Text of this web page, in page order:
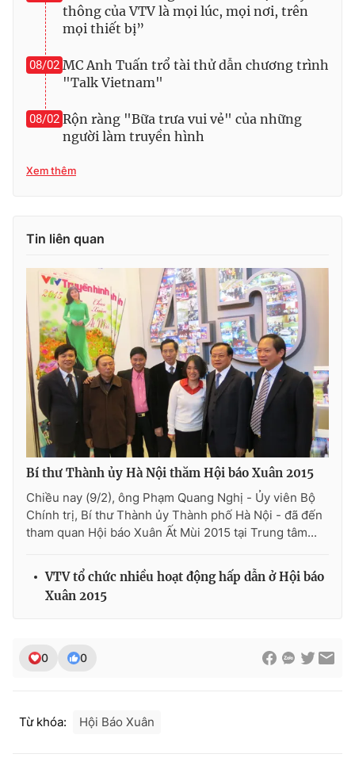
thông của VTV là mọi lúc, mọi nơi, trên
mọi thiết bị”
08/02 MC Anh Tuấn trổ tài thử dẫn chương trình
"Talk Vietnam"
08/02 Rộn ràng "Bữa trưa vui vẻ" của những
người làm truyền hình
Xem thêm
Tin liên quan
Bí thư Thành ủy Hà Nội thăm Hội báo Xuân 2015
Chiều nay (9/2), ông Phạm Quang Nghị - Ủy viên Bộ
Chính trị, Bí thư Thành ủy Thành phố Hà Nội - đã đến
tham quan Hội báo Xuân Ất Mùi 2015 tại Trung tâm...
VTV tổ chức nhiều hoạt động hấp dẫn ở Hội báo
Xuân 2015
0 0
Từ khóa: Hội Báo Xuân